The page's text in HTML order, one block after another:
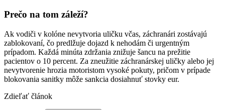
Prečo na tom záleží?
Ak vodiči v kolóne nevytvoria uličku včas, záchranári zostávajú
zablokovaní, čo predlžuje dojazd k nehodám či urgentným
prípadom. Každá minúta zdržania znižuje šancu na prežitie
pacientov o 10 percent. Za zneužitie záchranárskej uličky alebo jej
nevytvorenie hrozia motoristom vysoké pokuty, pričom v prípade
blokovania sanitky môže sankcia dosiahnuť stovky eur.
Zdieľať článok